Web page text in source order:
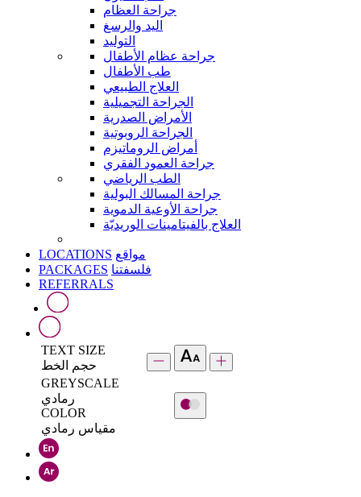
جراحة العظام
اليد والرسغ
التوليد
جراحة عظام الأطفال
طب الأطفال
العلاج الطبيعي
الجراحة التجميلية
الأمراض الصدرية
الجراحة الروبوتية
أمراض الروماتيزم
جراحة العمود الفقري
الطب الرياضي
جراحة المسالك البولية
جراحة الأوعية الدموية
العلاج بالفيتامينات الوريديّة
LOCATIONS مواقع
PACKAGES فلسفتنا
REFERRALS
TEXT SIZE
حجم الخط
GREYSCALE
رمادي
COLOR
مقياس رمادي